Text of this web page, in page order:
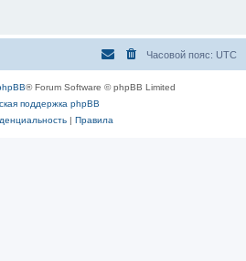
Часовой пояс: UTC
® Forum Software © phpBB Limited
поддержка phpBB
| Правила